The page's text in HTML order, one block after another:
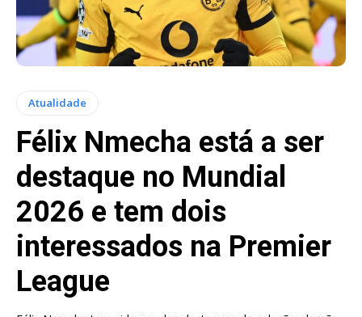
Atualidade
Félix Nmecha está a ser
destaque no Mundial
2026 e tem dois
interessados na Premier
League